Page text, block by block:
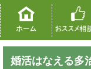
婚活はなえる多